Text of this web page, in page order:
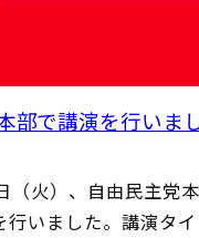
部で講演を行いま
（火）、自由民主党
いました。講演タ